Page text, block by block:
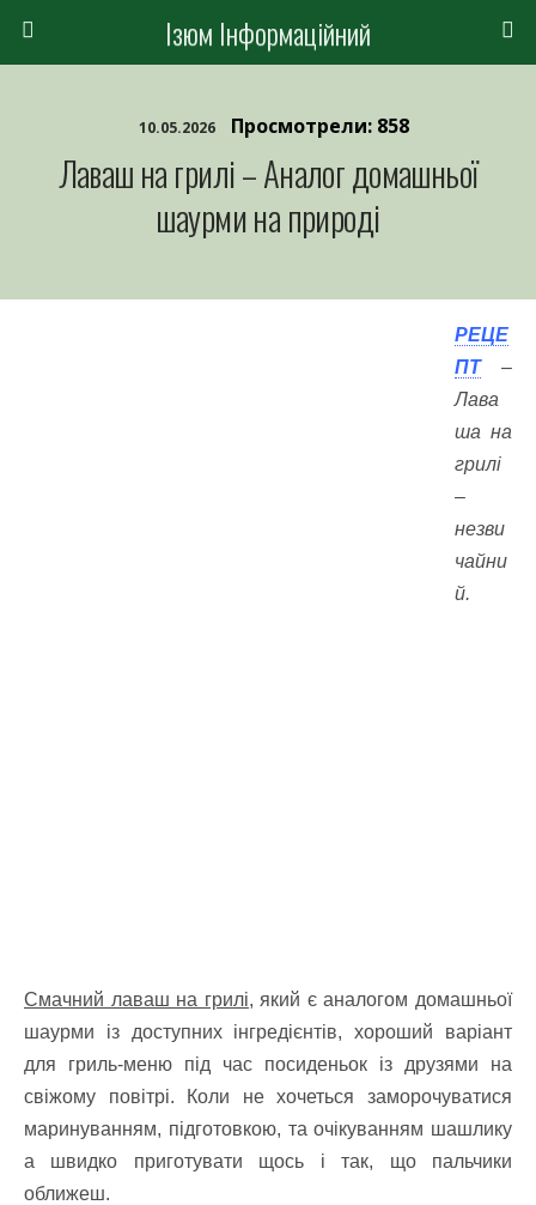
Ізюм Інформаційний
10.05.2026 Просмотрели: 858
Лаваш на грилі – Аналог домашньої
шаурми на природі
РЕЦЕ
ПТ–
Лава
ша на
грилі
–
незви
чайни
й.
Смачний лаваш на грилі, який є аналогом домашньої
шаурми із доступних інгредієнтів, хороший варіант
для гриль-меню під час посиденьок із друзями на
свіжому повітрі. Коли не хочеться заморочуватися
маринуванням, підготовкою, та очікуванням шашлику
а швидко приготувати щось і так, що пальчики
оближеш.